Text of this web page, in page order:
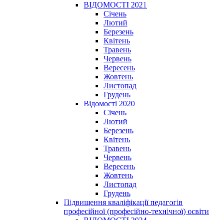
ВІДОМОСТІ 2021
Січень
Лютий
Березень
Квітень
Травень
Червень
Вересень
Жовтень
Листопад
Грудень
Відомості 2020
Січень
Лютий
Березень
Квітень
Травень
Червень
Вересень
Жовтень
Листопад
Грудень
Підвищення кваліфікації педагогів
професійної (професійно-технічної) освіти